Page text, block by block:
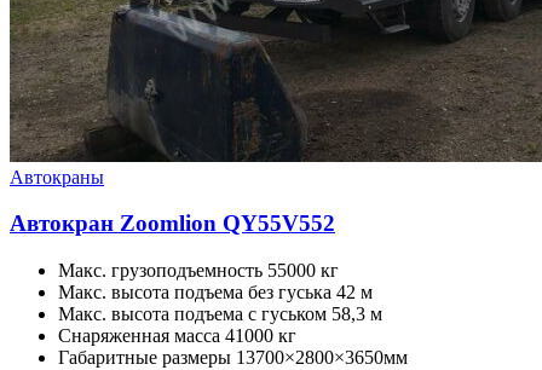
Автокраны
Автокран Zoomlion QY55V552
Макс. грузоподъемность 55000 кг
Макс. высота подъема без гуська 42 м
Макс. высота подъема с гуськом 58,3 м
Снаряженная масса 41000 кг
Габаритные размеры 13700×2800×3650мм